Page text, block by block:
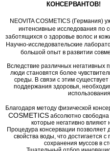
NEOVITA COSMETICS (Германия)
интенсивные исследования по
заботящихся о здоровье волос и
Научно-исследовательские
большой опыт в развитии
Вследствие различных негативных
люди становятся более
среды. В связи с этим
поддержания здоровья,
Благодаря методу физической
COSMETICSабсолютно свободна
которые негативно
Процедура консервации
свойства воды, что достигается
сохранения муссов в